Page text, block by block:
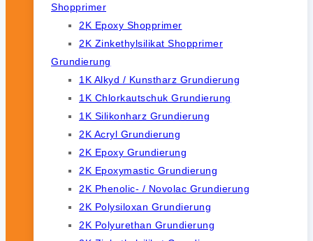
Shopprimer
2K Epoxy Shopprimer
2K Zinkethylsilikat Shopprimer
Grundierung
1K Alkyd / Kunstharz Grundierung
1K Chlorkautschuk Grundierung
1K Silikonharz Grundierung
2K Acryl Grundierung
2K Epoxy Grundierung
2K Epoxymastic Grundierung
2K Phenolic- / Novolac Grundierung
2K Polysiloxan Grundierung
2K Polyurethan Grundierung